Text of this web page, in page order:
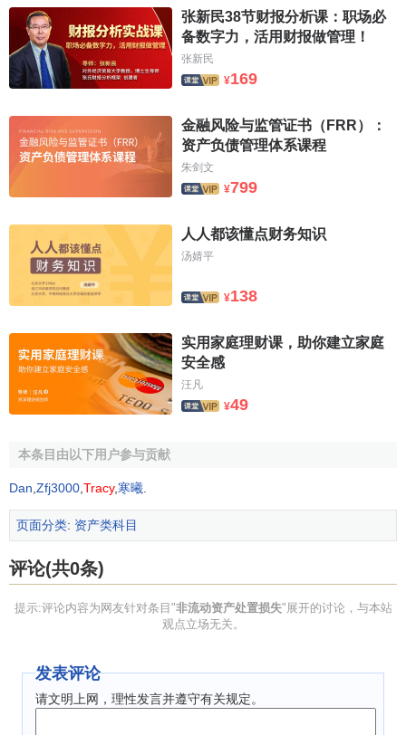
张新民38节财报分析课：职场必
备数字力，活用财报做管理！
张新民
¥169
金融风险与监管证书（FRR）：
资产负债管理体系课程
朱剑文
¥799
人人都该懂点财务知识
汤婧平
¥138
实用家庭理财课，助你建立家庭
安全感
汪凡
¥49
本条目由以下用户参与贡献
Dan,Zfj3000,Tracy,寒曦.
页面分类: 资产类科目
评论(共0条)
提示:评论内容为网友针对条目"非流动资产处置损失"展开的讨论，与本站
观点立场无关。
发表评论
请文明上网，理性发言并遵守有关规定。